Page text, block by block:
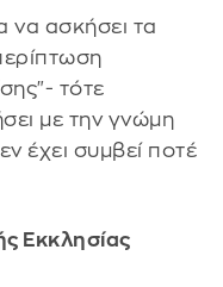
να ασκήσει τα
τότε
με την γνώμη
έχει συμβεί ποτέ
Εκκλησίας